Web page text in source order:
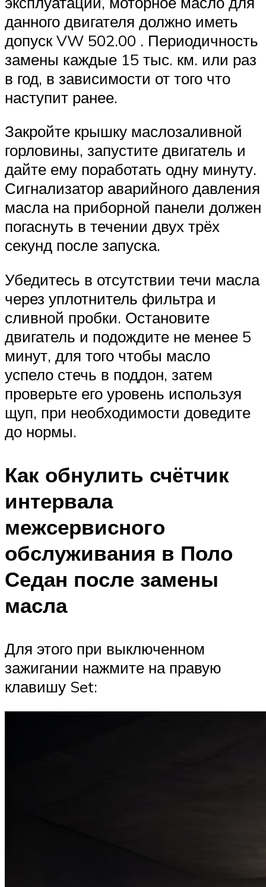
данного двигателя должно иметь
допуск VW 502.00 . Периодичность
замены каждые 15 тыс. км. или раз
в год, в зависимости от того что
наступит ранее.
Закройте крышку маслозаливной
горловины, запустите двигатель и
дайте ему поработать одну минуту.
Сигнализатор аварийного давления
масла на приборной панели должен
погаснуть в течении двух трёх
секунд после запуска.
Убедитесь в отсутствии течи масла
через уплотнитель фильтра и
сливной пробки. Остановите
двигатель и подождите не менее 5
минут, для того чтобы масло
успело стечь в поддон, затем
проверьте его уровень используя
щуп, при необходимости доведите
до нормы.
Как обнулить счётчик
интервала
межсервисного
обслуживания в Поло
Седан после замены
масла
Для этого при выключенном
зажигании нажмите на правую
клавишу Set: